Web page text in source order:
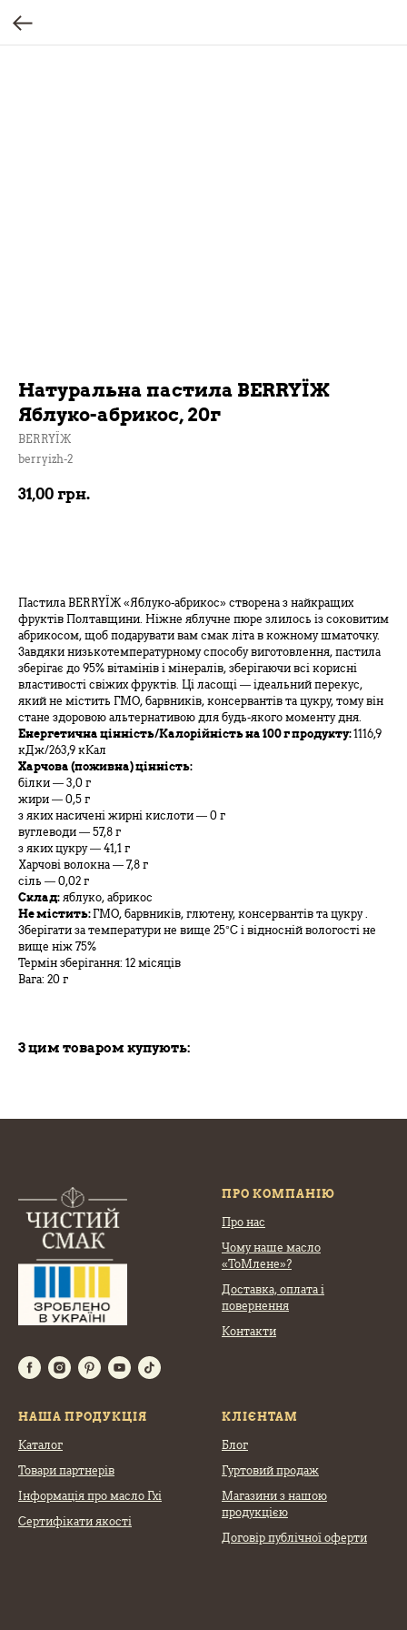
Натуральна пастила BERRYЇЖ
Яблуко-абрикос, 20г
BERRYЇЖ
berryizh-2
31,00 грн.
Пастила BERRYЇЖ «Яблуко-абрикос» створена з найкращих
фруктів Полтавщини. Ніжне яблучне пюре злилось із соковитим
абрикосом, щоб подарувати вам смак літа в кожному шматочку.
Завдяки низькотемпературному способу виготовлення, пастила
зберігає до 95% вітамінів і мінералів, зберігаючи всі корисні
властивості свіжих фруктів. Ці ласощі — ідеальний перекус,
який не містить ГМО, барвників, консервантів та цукру, тому він
стане здоровою альтернативою для будь-якого моменту дня.
Енергетична цінність/Калорійність на 100 г продукту:1116,9
кДж/263,9 кКал
Харчова (поживна) цінність:
білки — 3,0 г
жири — 0,5 г
з яких насичені жирні кислоти — 0 г
вуглеводи — 57,8 г
з яких цукру — 41,1 г
Харчові волокна — 7,8 г
сіль — 0,02 г
Склад: яблуко, абрикос
Не містить:ГМО, барвників, глютену, консервантів та цукру .
Зберігати за температури не вище 25°C і відносній вологості не
вище ніж 75%
Термін зберігання: 12 місяців
Вага: 20 г
З цим товаром купують:
ПРО КОМПАНІЮ
Про нас
Чому наше масло
«ТоМлене»?
Доставка, оплата і
повернення
Контакти
НАША ПРОДУКЦІЯ
Каталог
Товари партнерів
Інформація про масло Гхі
Сертифікати якості
КЛІЄНТАМ
Блог
Гуртовий продаж
Магазини з нашою
продукцією
Договір публічної оферти